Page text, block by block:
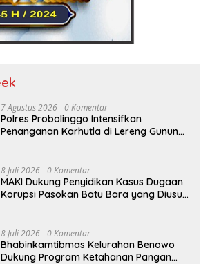
7 Agustus 2026 0 Komentar
Polres Probolinggo Intensifkan
Penanganan Karhutla di Lereng Gunung
8 Juli 2026 0 Komentar
MAKI Dukung Penyidikan Kasus Dugaan
Korupsi Pasokan Batu Bara yang Diusut
8 Juli 2026 0 Komentar
Bhabinkamtibmas Kelurahan Benowo
Dukung Program Ketahanan Pangan